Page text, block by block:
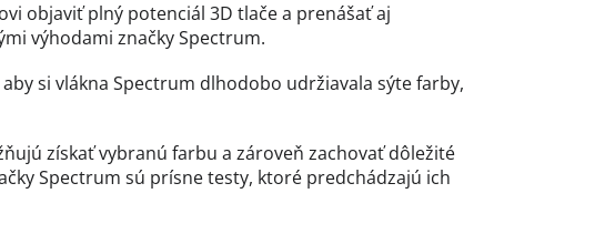
objaviť plný potenciál 3D tlače a prenášať aj
výhodami značky Spectrum.
si vlákna Spectrum dlhodobo udržiavala sýte farby,
získať vybranú farbu a zároveň zachovať dôležité
Spectrum sú prísne testy, ktoré predchádzajú ich